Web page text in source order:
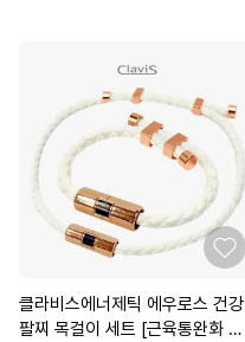
클라비스에너제틱 에우로스 건강
팔찌 목걸이 세트 [근육통완화 의